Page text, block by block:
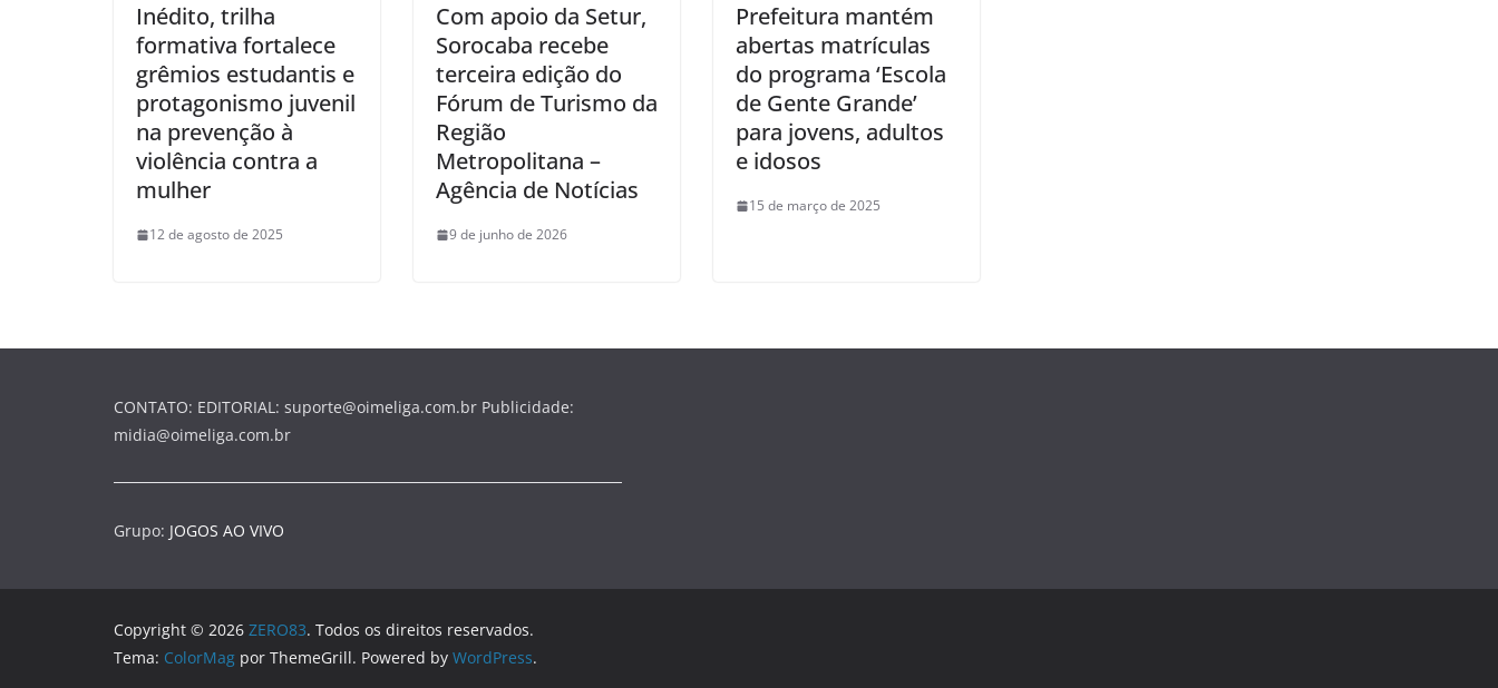
Inédito, trilha
formativa fortalece
grêmios estudantis e
protagonismo juvenil
na prevenção à
violência contra a
mulher
12 de agosto de 2025
Com apoio da Setur,
Sorocaba recebe
terceira edição do
Fórum de Turismo da
Região
Metropolitana –
Agência de Notícias
9 de junho de 2026
Prefeitura mantém
abertas matrículas
do programa ‘Escola
de Gente Grande’
para jovens, adultos
e idosos
15 de março de 2025
CONTATO: EDITORIAL: suporte@oimeliga.com.br Publicidade:
midia@oimeliga.com.br
Grupo: JOGOS AO VIVO
Copyright © 2026 ZERO83. Todos os direitos reservados.
Tema: ColorMag por ThemeGrill. Powered by WordPress.